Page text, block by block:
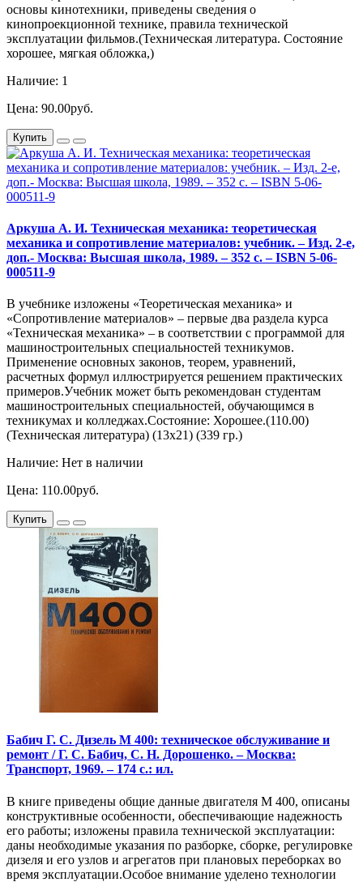
основы кинотехники, приведены сведения о
кинопроекционной технике, правила технической
эксплуатации фильмов.(Техническая литература. Состояние
хорошее, мягкая обложка,)
Наличие: 1
Цена: 90.00руб.
Купить
Аркуша А. И. Техническая механика: теоретическая
механика и сопротивление материалов: учебник. – Изд. 2-е,
доп.- Москва: Высшая школа, 1989. – 352 с. – ISBN 5-06-
000511-9
В учебнике изложены «Теоретическая механика» и
«Сопротивление материалов» – первые два раздела курса
«Техническая механика» – в соответствии с программой для
машиностроительных специальностей техникумов.
Применение основных законов, теорем, уравнений,
расчетных формул иллюстрируется решением практических
примеров.Учебник может быть рекомендован студентам
машиностроительных специальностей, обучающимся в
техникумах и колледжах.Состояние: Хорошее.(110.00)
(Техническая литература) (13х21) (339 гр.)
Наличие: Нет в наличии
Цена: 110.00руб.
Купить
Бабич Г. С. Дизель М 400: техническое обслуживание и
ремонт / Г. С. Бабич, С. Н. Дорошенко. – Москва:
Транспорт, 1969. – 174 с.: ил.
В книге приведены общие данные двигателя М 400, описаны
конструктивные особенности, обеспечивающие надежность
его работы; изложены правила технической эксплуатации:
даны необходимые указания по разборке, сборке, регулировке
дизеля и его узлов и агрегатов при плановых переборках во
время эксплуатации.Особое внимание уделено технологии